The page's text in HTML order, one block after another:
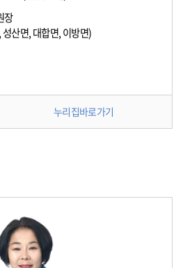
장
산면, 대합면, 이방면)
누리집바로가기